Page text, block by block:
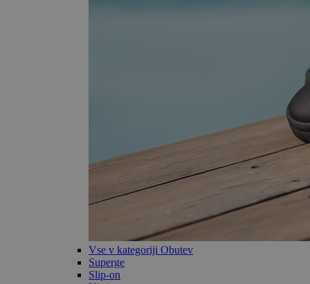
Vse v kategoriji Obutev
Superge
Slip-on